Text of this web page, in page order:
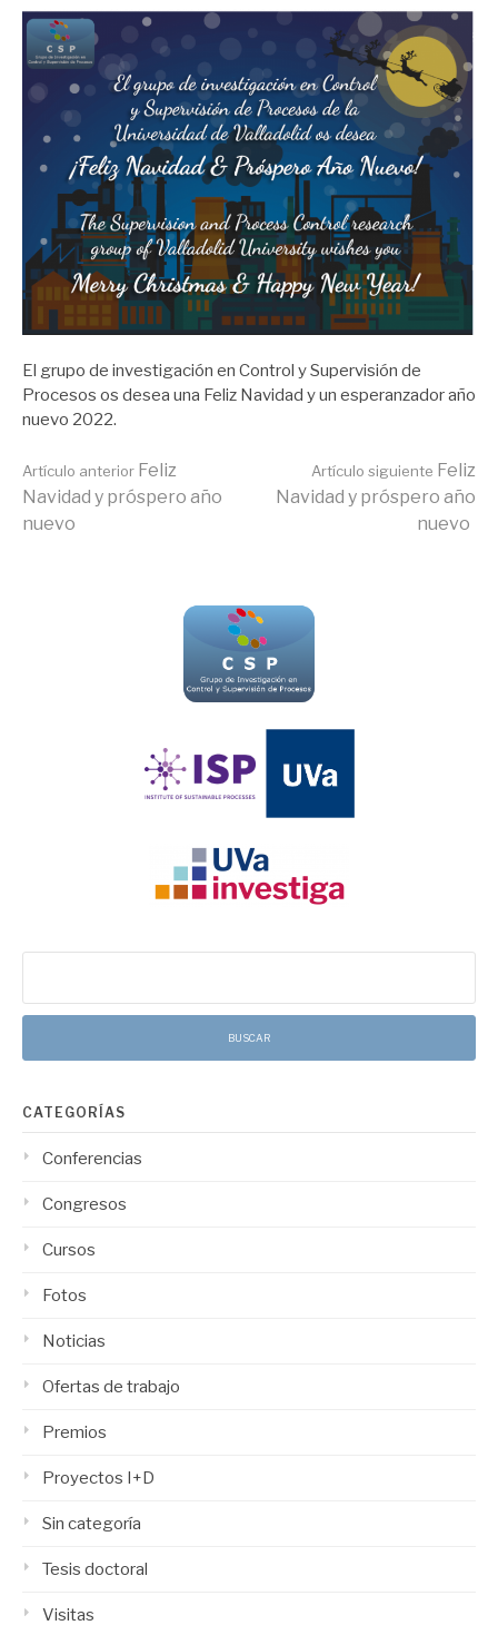
El grupo de investigación en Control y Supervisión de
Procesos os desea una Feliz Navidad y un esperanzador año
nuevo 2022.
Seguir
Artículo anterior Feliz
Navidad y próspero año
nuevo
Artículo siguiente Feliz
Navidad y próspero año
nuevo
CATEGORÍAS
Conferencias
Congresos
Cursos
Fotos
Noticias
Ofertas de trabajo
Premios
Proyectos I+D
Sin categoría
Tesis doctoral
Visitas